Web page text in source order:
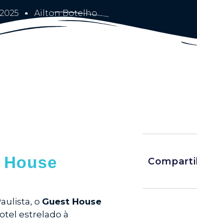
Ailton Botelho
o Guest House
estrelado à